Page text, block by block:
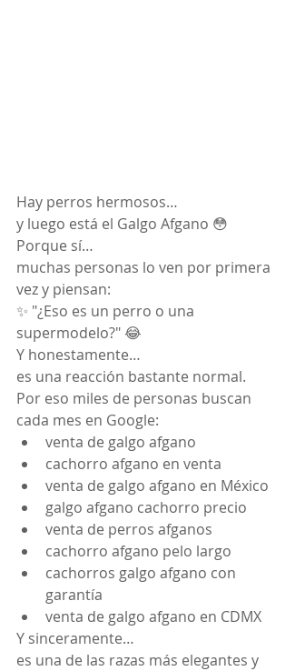
Hay perros hermosos…
y luego está el Galgo Afgano 😳
Porque sí…
muchas personas lo ven por primera
vez y piensan:
✨ "¿Eso es un perro o una
supermodelo?" 😂
Y honestamente…
es una reacción bastante normal.
Por eso miles de personas buscan
cada mes en Google:
venta de galgo afgano
cachorro afgano en venta
venta de galgo afgano en México
galgo afgano cachorro precio
venta de perros afganos
cachorro afgano pelo largo
cachorros galgo afgano con
garantía
venta de galgo afgano en CDMX
Y sinceramente…
es una de las razas más elegantes y